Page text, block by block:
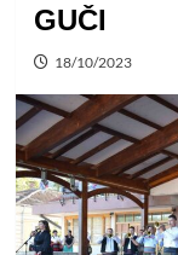
GUČI
18/10/2023